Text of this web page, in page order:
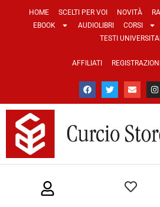
HOME SCELTI PER VOI NOVITÀ
EBOOK
AUDIOLIBRI CORSI
TESTI
AFFILIATI